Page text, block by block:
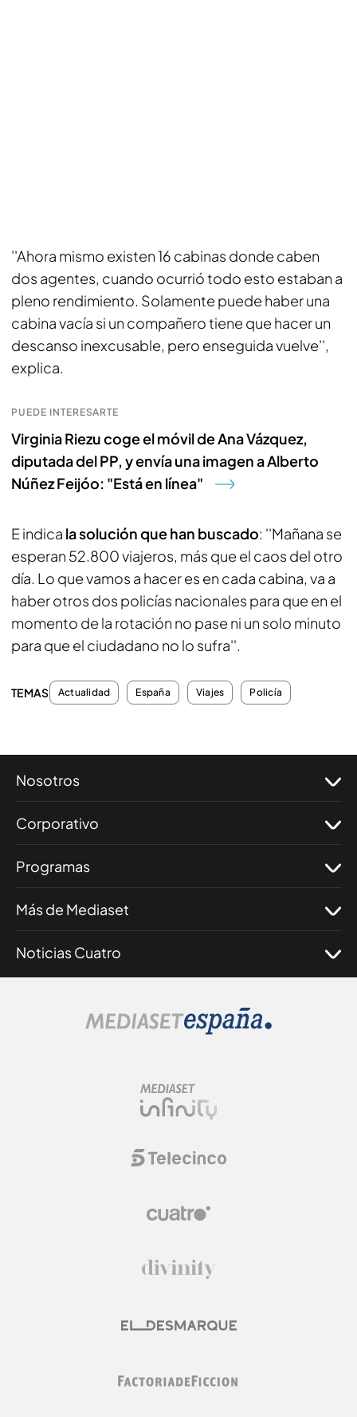
''Ahora mismo existen 16 cabinas donde caben
dos agentes, cuando ocurrió todo esto estaban a
pleno rendimiento. Solamente puede haber una
cabina vacía si un compañero tiene que hacer un
descanso inexcusable, pero enseguida vuelve'',
explica.
PUEDE INTERESARTE
Virginia Riezu coge el móvil de Ana Vázquez,
diputada del PP, y envía una imagen a Alberto
Núñez Feijóo: "Está en línea"
E indica la solución que han buscado: ''Mañana se
esperan 52.800 viajeros, más que el caos del otro
día. Lo que vamos a hacer es en cada cabina, va a
haber otros dos policías nacionales para que en el
momento de la rotación no pase ni un solo minuto
para que el ciudadano no lo sufra''.
TEMAS Actualidad España Viajes Policía
Nosotros
Corporativo
Programas
Más de Mediaset
Noticias Cuatro